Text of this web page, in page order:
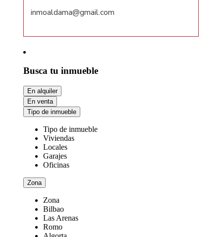
inmoaldama@gmail.com
Busca tu inmueble
En alquiler
En venta
Tipo de inmueble
Tipo de inmueble
Viviendas
Locales
Garajes
Oficinas
Zona
Zona
Bilbao
Las Arenas
Romo